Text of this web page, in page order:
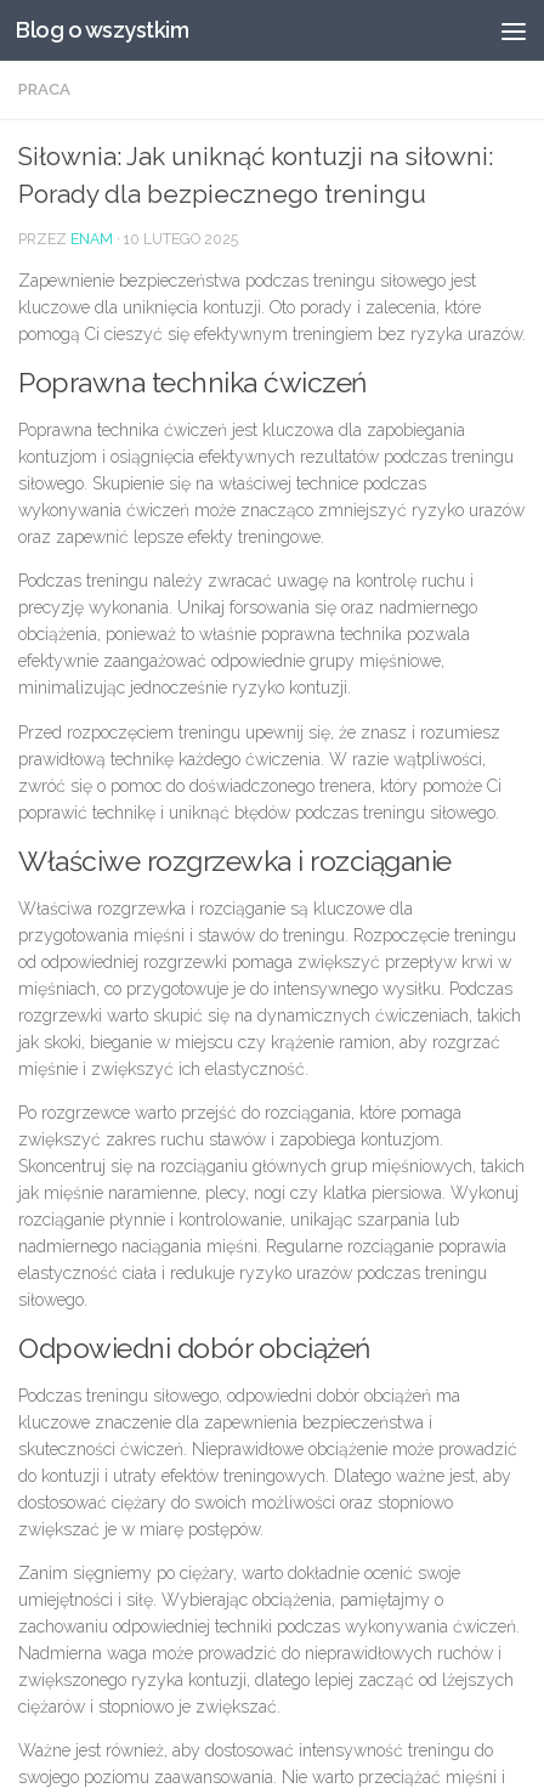
Przeskocz do treści
Blog o wszystkim
PRACA
Siłownia: Jak uniknąć kontuzji na siłowni:
Porady dla bezpiecznego treningu
PRZEZ ENAM · 10 LUTEGO 2025
Zapewnienie bezpieczeństwa podczas treningu siłowego jest
kluczowe dla uniknięcia kontuzji. Oto porady i zalecenia, które
pomogą Ci cieszyć się efektywnym treningiem bez ryzyka urazów.
Poprawna technika ćwiczeń
Poprawna technika ćwiczeń jest kluczowa dla zapobiegania
kontuzjom i osiągnięcia efektywnych rezultatów podczas treningu
siłowego. Skupienie się na właściwej technice podczas
wykonywania ćwiczeń może znacząco zmniejszyć ryzyko urazów
oraz zapewnić lepsze efekty treningowe.
Podczas treningu należy zwracać uwagę na kontrolę ruchu i
precyzję wykonania. Unikaj forsowania się oraz nadmiernego
obciążenia, ponieważ to właśnie poprawna technika pozwala
efektywnie zaangażować odpowiednie grupy mięśniowe,
minimalizując jednocześnie ryzyko kontuzji.
Przed rozpoczęciem treningu upewnij się, że znasz i rozumiesz
prawidłową technikę każdego ćwiczenia. W razie wątpliwości,
zwróć się o pomoc do doświadczonego trenera, który pomoże Ci
poprawić technikę i uniknąć błędów podczas treningu siłowego.
Właściwe rozgrzewka i rozciąganie
Właściwa rozgrzewka i rozciąganie są kluczowe dla
przygotowania mięśni i stawów do treningu. Rozpoczęcie treningu
od odpowiedniej rozgrzewki pomaga zwiększyć przepływ krwi w
mięśniach, co przygotowuje je do intensywnego wysiłku. Podczas
rozgrzewki warto skupić się na dynamicznych ćwiczeniach, takich
jak skoki, bieganie w miejscu czy krążenie ramion, aby rozgrzać
mięśnie i zwiększyć ich elastyczność.
Po rozgrzewce warto przejść do rozciągania, które pomaga
zwiększyć zakres ruchu stawów i zapobiega kontuzjom.
Skoncentruj się na rozciąganiu głównych grup mięśniowych, takich
jak mięśnie naramienne, plecy, nogi czy klatka piersiowa. Wykonuj
rozciąganie płynnie i kontrolowanie, unikając szarpania lub
nadmiernego naciągania mięśni. Regularne rozciąganie poprawia
elastyczność ciała i redukuje ryzyko urazów podczas treningu
siłowego.
Odpowiedni dobór obciążeń
Podczas treningu siłowego, odpowiedni dobór obciążeń ma
kluczowe znaczenie dla zapewnienia bezpieczeństwa i
skuteczności ćwiczeń. Nieprawidłowe obciążenie może prowadzić
do kontuzji i utraty efektów treningowych. Dlatego ważne jest, aby
dostosować ciężary do swoich możliwości oraz stopniowo
zwiększać je w miarę postępów.
Zanim sięgniemy po ciężary, warto dokładnie ocenić swoje
umiejętności i siłę. Wybierając obciążenia, pamiętajmy o
zachowaniu odpowiedniej techniki podczas wykonywania ćwiczeń.
Nadmierna waga może prowadzić do nieprawidłowych ruchów i
zwiększonego ryzyka kontuzji, dlatego lepiej zacząć od lżejszych
ciężarów i stopniowo je zwiększać.
Ważne jest również, aby dostosować intensywność treningu do
swojego poziomu zaawansowania. Nie warto przeciążać mięśni i